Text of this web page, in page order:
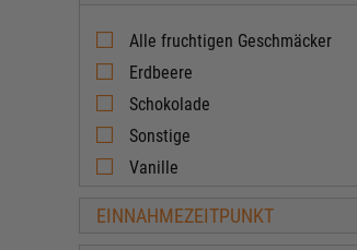
Alle fruchtigen Geschmäcker
Erdbeere
Schokolade
Sonstige
Vanille
EINNAHMEZEITPUNKT